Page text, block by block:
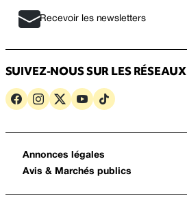
Recevoir les newsletters
SUIVEZ-NOUS SUR LES RÉSEAUX
Annonces légales
Avis & Marchés publics